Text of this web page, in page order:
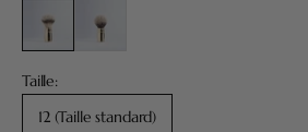
Taille:
12 (Taille standard)